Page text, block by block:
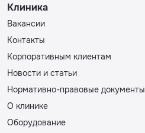
Клиника
Вакансии
Контакты
Корпоративным клиентам
Новости и статьи
Нормативно-правовые документы
О клинике
Оборудование